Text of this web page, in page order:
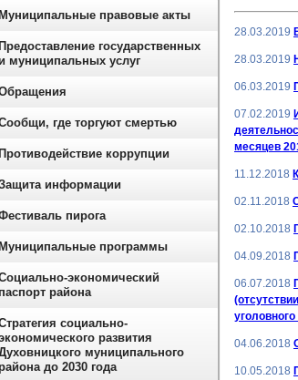
28.03.2019
28.03.2019
06.03.2019
07.02.2019
месяцев
11.12.2018
02.11.2018
02.10.2018
04.09.2018
06.07.2018
04.06.2018
10.05.2018
Муниципальные правовые акты
Предоставление государственных
муниципальных услуг
где торгуют смертью
Противодействие коррупции
информации
пирога
Муниципальные программы
экономический
района
социально-
развития
муниципального
до 2030 года